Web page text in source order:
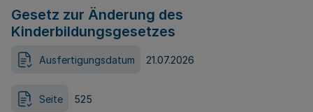
Gesetz zur Änderung des
Kinderbildungsgesetzes
Ausfertigungsdatum 21.07.2026
Seite 525